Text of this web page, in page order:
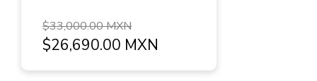
$33,000.00 MXN
$26,690.00 MXN